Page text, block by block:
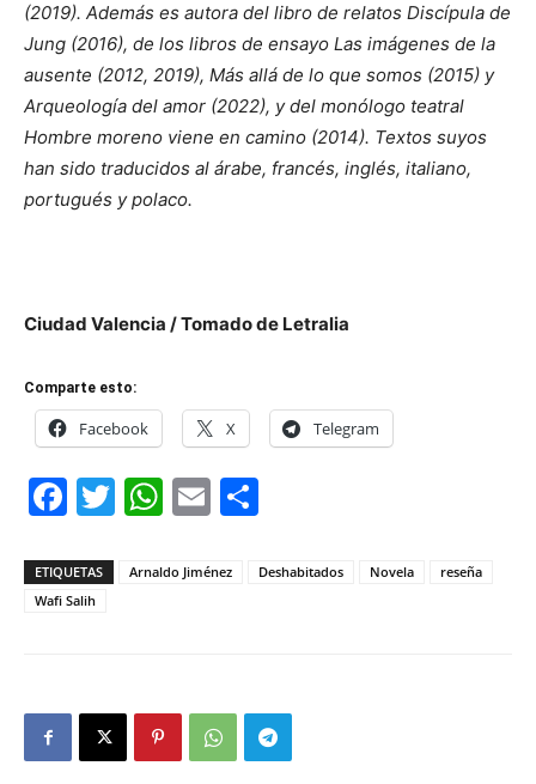
(2019). Además es autora del libro de relatos Discípula de
Jung (2016), de los libros de ensayo Las imágenes de la
ausente (2012, 2019), Más allá de lo que somos (2015) y
Arqueología del amor (2022), y del monólogo teatral
Hombre moreno viene en camino (2014). Textos suyos
han sido traducidos al árabe, francés, inglés, italiano,
portugués y polaco.
Ciudad Valencia / Tomado de Letralia
Comparte esto:
Facebook X Telegram
Facebook
Twitter
WhatsApp
Email
ETIQUETAS Arnaldo Jiménez Deshabitados Novela
reseña
Wafi Salih